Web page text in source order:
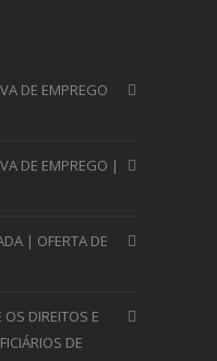
DE EMPREGO
DE EMPREGO |
| OFERTA DE
DIREITOS E
DE